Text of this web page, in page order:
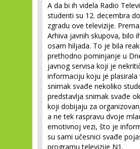
A da bi ih videla Radio
studenti su 12. decembra
zgradu ove televizije.
Arhiva javnih skupova, bilo
osam hiljada. To je bila
prethodno pominjanje u
javnog servisa koji je
informaciju koju je plasirala
snimak svađe nekoliko
predstavlja snimak svađe
koji dobijaju za
a ne tek raspravu dvoje
emotivnoj vezi, što je
su sami učesnici svađe
programu televizije N1.